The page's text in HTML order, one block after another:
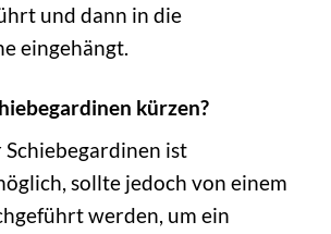
und dann in die
eingehängt.
kürzen?
Schiebegardinen ist
sollte jedoch von einem
werden, um ein